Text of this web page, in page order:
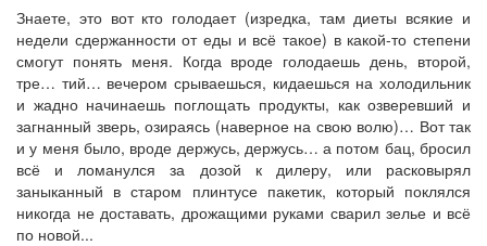
Знаете, это вот кто голодает (изредка, там диеты всякие и
недели сдержанности от еды и всё такое) в какой-то степени
смогут понять меня. Когда вроде голодаешь день, второй,
тре… тий… вечером срываешься, кидаешься на холодильник
и жадно начинаешь поглощать продукты, как озверевший и
загнанный зверь, озираясь (наверное на свою волю)… Вот так
и у меня было, вроде держусь, держусь… а потом бац, бросил
всё и ломанулся за дозой к дилеру, или расковырял
заныканный в старом плинтусе пакетик, который поклялся
никогда не доставать, дрожащими руками сварил зелье и всё
по новой...